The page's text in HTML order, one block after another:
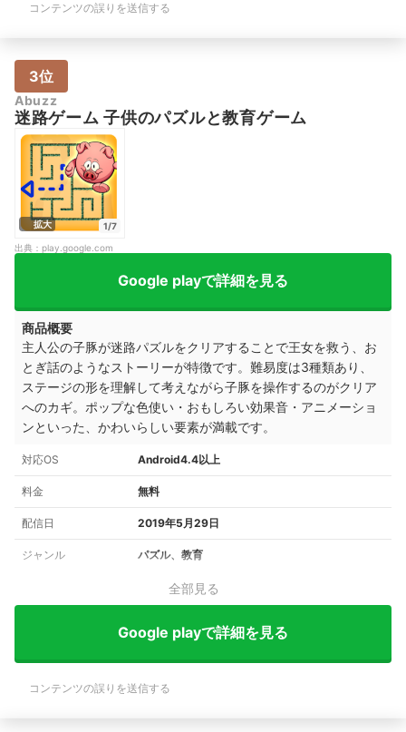
コンテンツの誤りを送信する
3位
Abuzz
迷路ゲーム 子供のパズルと教育ゲーム
拡大
1/7
出典： play.google.com
Google playで詳細を見る
商品概要
主人公の子豚が迷路パズルをクリアすることで王女を救う、お
とぎ話のようなストーリーが特徴です。難易度は3種類あり、
ステージの形を理解して考えながら子豚を操作するのがクリア
へのカギ。ポップな色使い・おもしろい効果音・アニメーショ
ンといった、かわいらしい要素が満載です。
対応OS Android4.4以上
料金 無料
配信日 2019年5月29日
ジャンル パズル、教育
全部見る
Google playで詳細を見る
コンテンツの誤りを送信する